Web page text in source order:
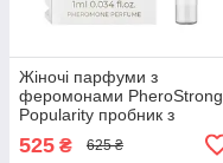
Жіночі парфуми з
феромонами PheroStrong
Popularity пробник з
ароматом, 1 мл
525 ₴ 625 ₴